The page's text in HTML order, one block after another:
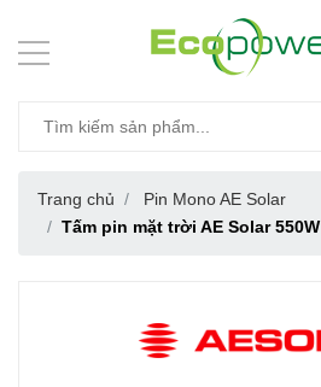
Trang chủ
Pin Mono AE Solar
Tấm pin mặt trời AE Solar 550W